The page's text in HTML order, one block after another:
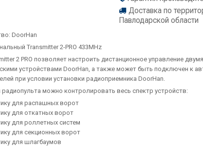
Доставка по
Павлодарской области
DoorHan
Transmitter 2-PRO 433MHz
2 PRO позволяет настроить дистанционное управление двумя
устройствами DoorHan, а также может быть подключен к
при условии установки радиоприемника DoorHan.
можно контролировать весь спектр устройств:
для распашных ворот
для откатных ворот
для роллетных систем
для секционных ворот
для шлагбаумов